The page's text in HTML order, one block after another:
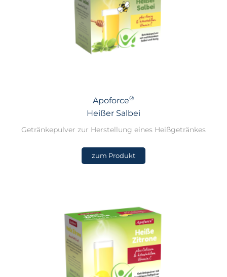
Apoforce®
Heißer Salbei
Getränkepulver zur Herstellung eines Heißgetränkes
zum Produkt